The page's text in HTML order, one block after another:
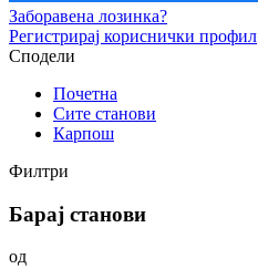
Заборавена лозинка?
Регистрирај кориснички профил
Сподели
Почетна
Сите станови
Карпош
Филтри
Барај станови
од